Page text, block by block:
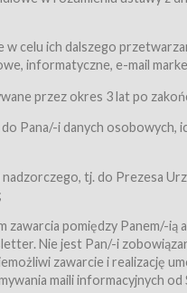
z zastrzeżeniem usług, o
Usługobiorców będących
świadczy
(Dz.U. z 2002 r., Nr 144,
materiałów
i Biletów,
Sklepie.
ustawy z dnia 18 lipca
są nieodpłatnie.
celu ich dalszego
informatyczne, e-mail
przez okres 3 lat po
Pana/-i danych osobowych,
tj. do Prezesa
pomiędzy Panem/-ią
Nie jest Pan/-i
zawarcie i realizację
maili informacyjnych